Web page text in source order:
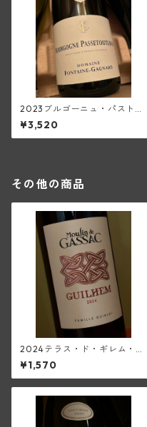
2023ブルゴーニュ・パストゥ
グラン(フォンテーヌ・ガニャ
ール)
¥3,520
その他の商品
2024テラス・ド・ギレム・ル
ージュ・ヴィエーユ・ヴィー
ニュ<ペイ・デロ―>(ムーラ
ン・ド・ガサック)
¥1,570